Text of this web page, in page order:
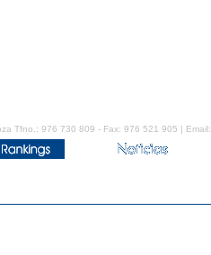
Tfno.: 976 730 809 - Fax: 976 521 905 | Email: